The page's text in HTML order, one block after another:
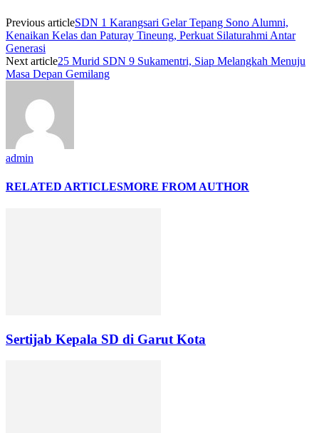
Previous articleSDN 1 Karangsari Gelar Tepang Sono Alumni,
Kenaikan Kelas dan Paturay Tineung, Perkuat Silaturahmi Antar
Generasi
Next article25 Murid SDN 9 Sukamentri, Siap Melangkah Menuju
Masa Depan Gemilang
admin
RELATED ARTICLESMORE FROM AUTHOR
Sertijab Kepala SD di Garut Kota